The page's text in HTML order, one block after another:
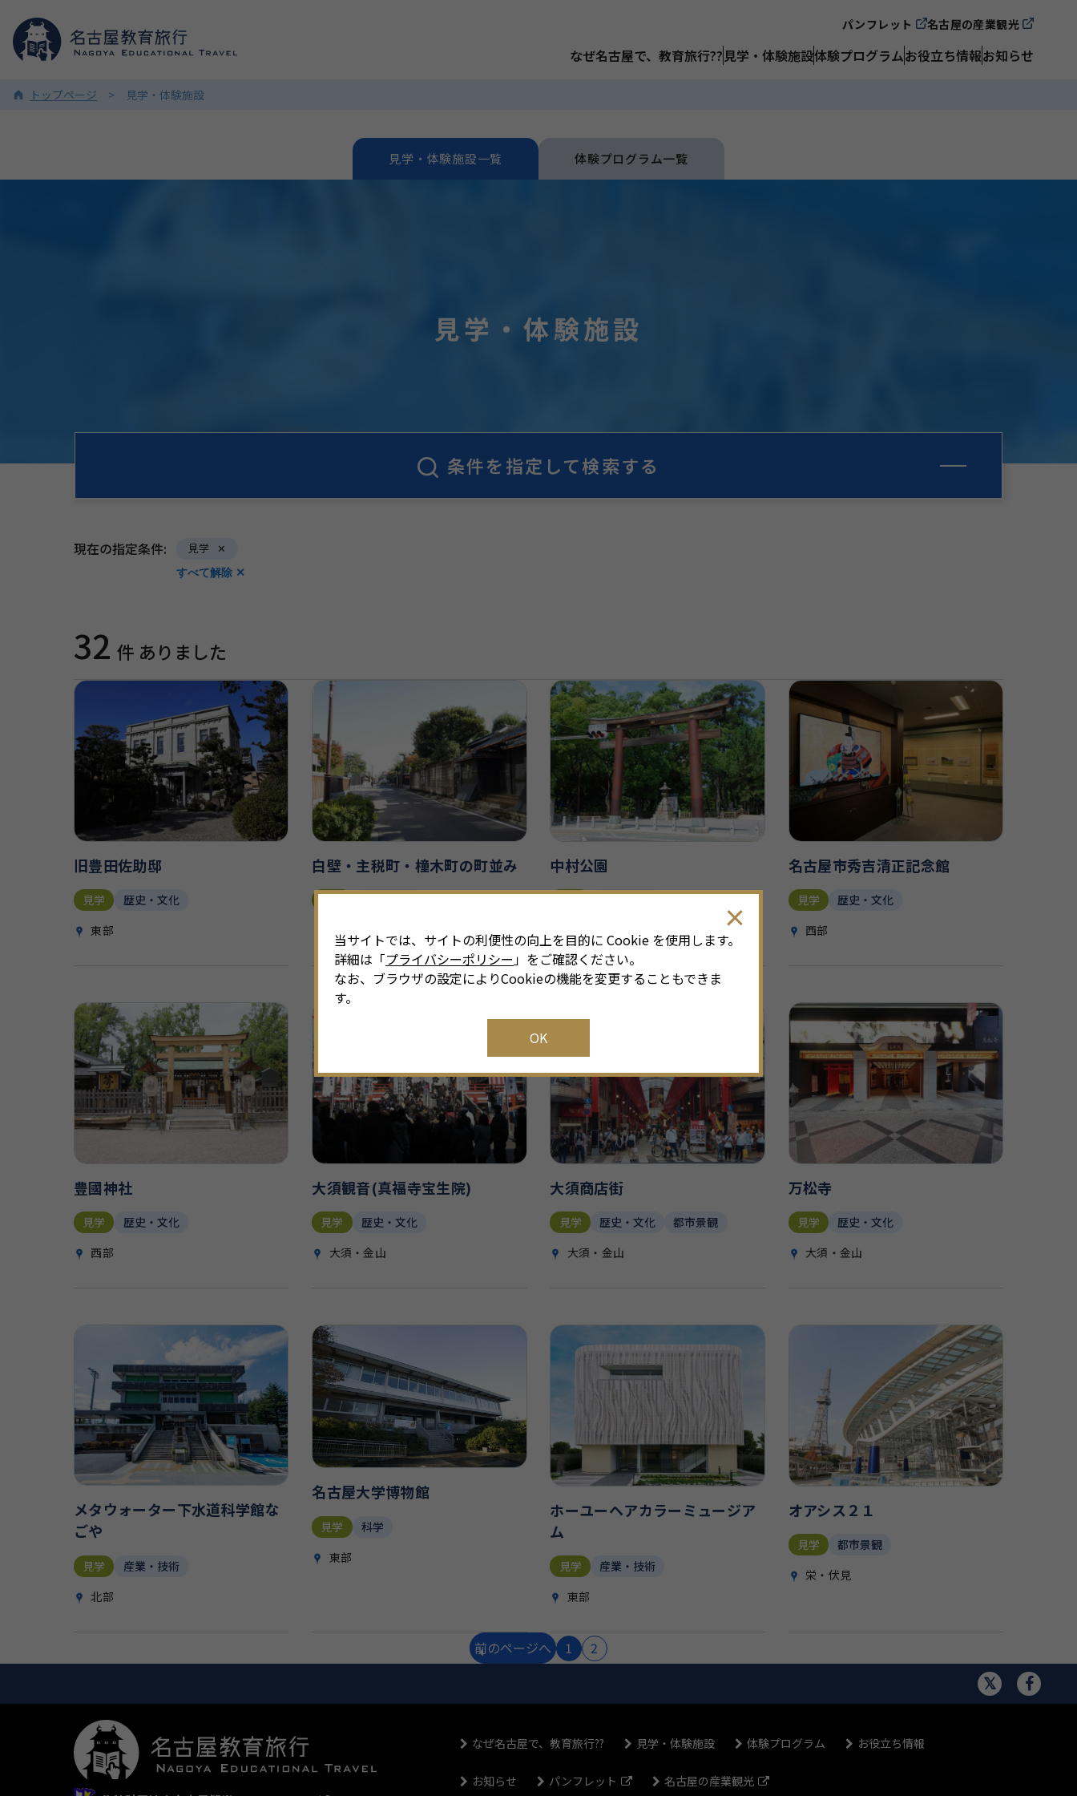
パンフレット 名古屋の産業観光
なぜ名古屋で、教育旅行?? 見学・体験施設体験プログラムお役立ち情報お知らせ
トップページ 見学・体験施設
見学・体験施設一覧 体験プログラム一覧
見学・体験施設
条件を指定して検索する
現在の指定条件: 見学
すべて解除 ✕
32 件 ありました
旧豊田佐助邸
見学
歴史・文化
東部
白壁・主税町・橦木町の町並み
東部
中村公園
西部
名古屋市秀吉清正記念館
見学
歴史・文化
西部
豊國神社
見学
歴史・文化
西部
大須観音(真福寺宝生院)
見学
歴史・文化
大須・金山
大須商店街
見学 歴史・文化
都市景観
大須・金山
万松寺
見学
歴史・文化
大須・金山
メタウォーター下水道科学館な
ごや
見学
産業・技術
北部
名古屋大学博物館
見学
科学
東部
ホーユーヘアカラーミュージア
ム
見学
産業・技術
東部
オアシス２１
見学
都市景観
栄・伏見
前のページへ 1 2
なぜ名古屋で、教育旅行?? 見学・体験施設 体験プログラム お役立ち情報
お知らせ パンフレット 名古屋の産業観光
当サイトでは、サイトの利便性の向上を目的に Cookie を使用します。
詳細は「プライバシーポリシー 」をご確認ください。
なお、ブラウザの設定によりCookieの機能を変更することもできま
す。
OK